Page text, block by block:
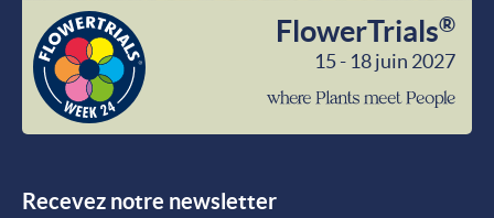
FlowerTrials®
15 - 18 juin 2027
Recevez notre newsletter